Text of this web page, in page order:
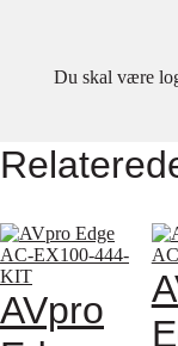
Du skal være
AVpro